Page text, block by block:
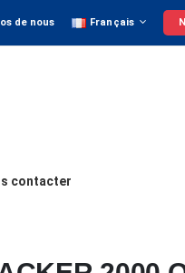
de nous Français
contacter